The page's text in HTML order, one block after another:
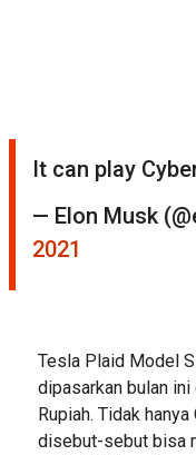
It can play
— Elon Musk
2021
Tesla Plaid Model
dipasarkan bulan
Rupiah. Tidak
disebut-sebut bisa